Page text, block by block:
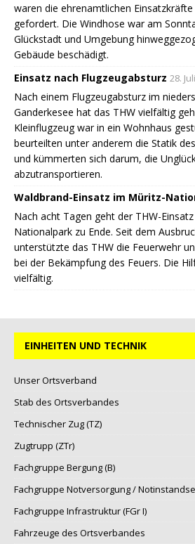
waren die ehrenamtlichen
gefordert. Die Windhose war am
Glückstadt und Umgebung
Gebäude beschädigt.
Einsatz nach Flugzeugabsturz 28.
Nach einem Flugzeugabsturz im
Ganderkesee hat das THW vielfältig
Kleinflugzeug war in ein Wohnhaus
beurteilten unter anderem die Statik
und kümmerten sich darum, die
abzutransportieren.
Waldbrand-Einsatz im Müritz-
Nach acht Tagen geht der THW-
Nationalpark zu Ende. Seit dem
unterstützte das THW die Feuerwehr
bei der Bekämpfung des Feuers. Die
vielfältig.
EINHEITEN UND TECHNIK
Unser Ortsverband
Stab des Ortsverbandes
Technischer Zug (TZ)
Zugtrupp (ZTr)
Fachgruppe Bergung (B)
Fachgruppe Notversorgung /
Fachgruppe Infrastruktur (FGr I)
Fahrzeuge des Ortsverbandes